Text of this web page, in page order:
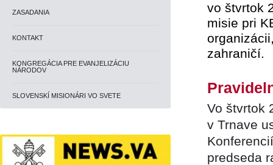
ZASADANIA
KONTAKT
KONGREGÁCIA PRE EVANJELIZÁCIU
NÁRODOV
SLOVENSKÍ MISIONÁRI VO SVETE
vo štvrtok
misie pri
zahraničí.
Vo štvrtok
v Trnave
predseda